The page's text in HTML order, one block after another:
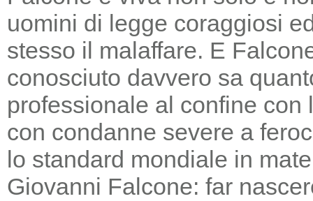
uomini di legge coraggiosi
stesso il malaffare. E
conosciuto davvero sa
professionale al confine
con condanne severe a
lo standard mondiale in
Giovanni Falcone: far